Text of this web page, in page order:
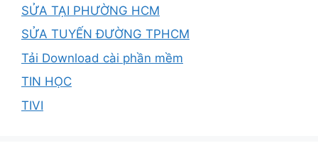
SỬA TẠI PHƯỜNG HCM
SỬA TUYẾN ĐƯỜNG TPHCM
Tải Download cài phần mềm
TIN HỌC
TIVI